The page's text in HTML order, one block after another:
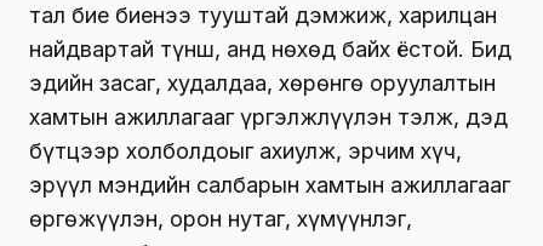
тал бие биенээ тууштай дэмжиж, харилцан
найдвартай түнш, анд нөхөд байх ёстой. Бид
эдийн засаг, худалдаа, хөрөнгө оруулалтын
хамтын ажиллагааг үргэлжлүүлэн тэлж, дэд
бүтцээр холболдоыг ахиулж, эрчим хүч,
эрүүл мэндийн салбарын хамтын ажиллагааг
өргөжүүлэн, орон нутаг, хүмүүнлэг,